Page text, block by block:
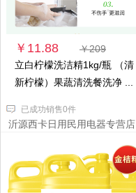
￥11.88
￥209
立白柠檬洗洁精1kg/瓶 （清
新柠檬）果蔬清洗餐洗净 ...
已成功销售0件
沂源西卡日用民用电器专营店